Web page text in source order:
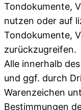
Tondokumente,
nutzen oder auf
Tondokumente,
zurückzugreifen.
Alle innerhalb
und ggf. durch
Warenzeichen
Bestimmungen